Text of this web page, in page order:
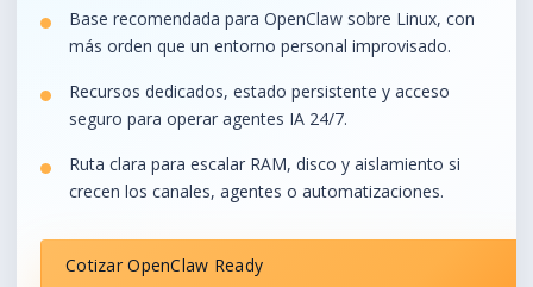
Base recomendada para OpenClaw sobre Linux, con
más orden que un entorno personal improvisado.
Recursos dedicados, estado persistente y acceso
seguro para operar agentes IA 24/7.
Ruta clara para escalar RAM, disco y aislamiento si
crecen los canales, agentes o automatizaciones.
Cotizar OpenClaw Ready